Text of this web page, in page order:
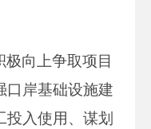
向上争取项目
口岸基础设施建
入使用、谋划